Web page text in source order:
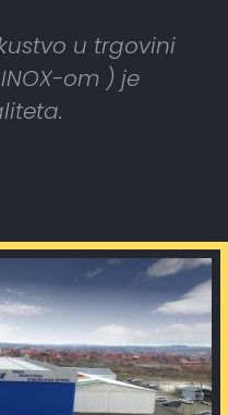
u trgovini
om ) je